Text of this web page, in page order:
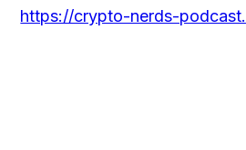
https://crypto-nerds-